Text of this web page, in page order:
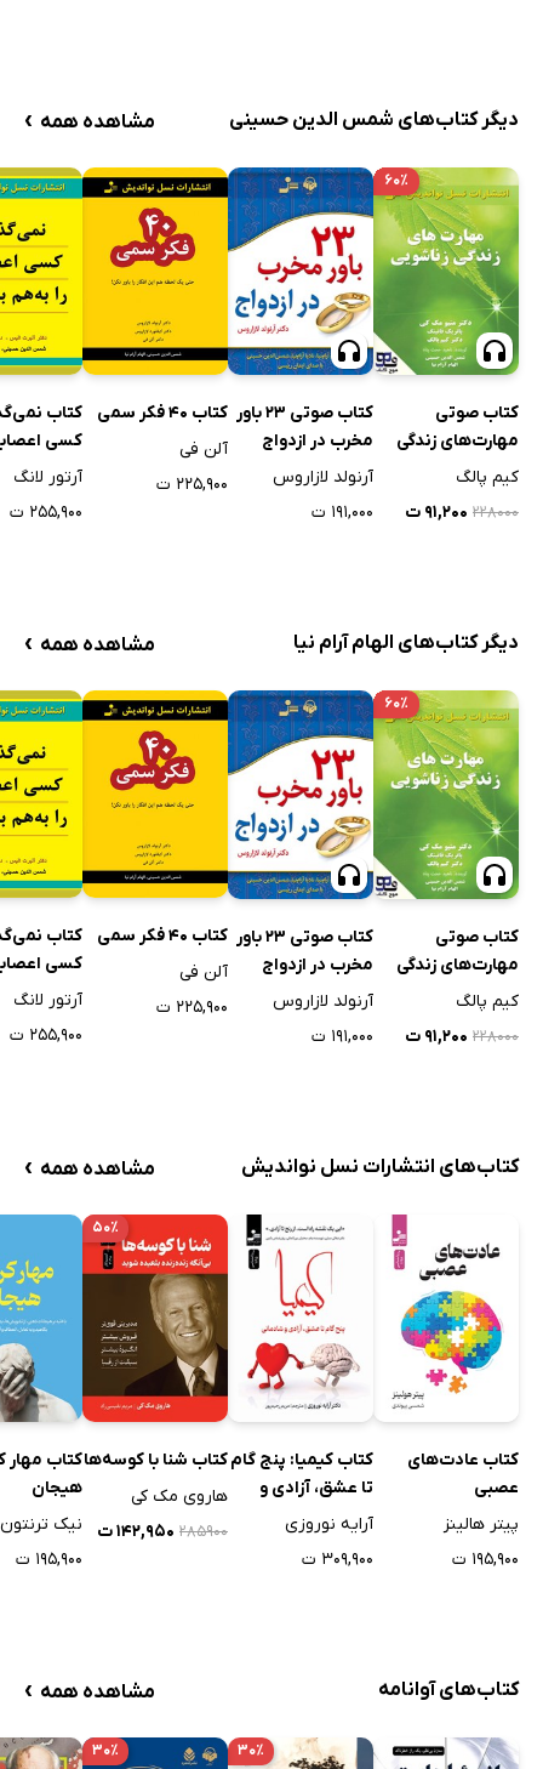
دیگر کتاب‌های شمس الدین حسینی مشاهده همه ›
۶۰٪
کتاب صوتی
مهارت‌های زندگی
زناشویی
کیم پالگ
۲۲۸۰۰۰ ۹۱,۲۰۰ ت
کتاب صوتی 23 باور
مخرب در ازدواج
آرنولد لازاروس
۱۹۱,۰۰۰ ت
کتاب 40 فکر سمی
آلن فی
۲۲۵,۹۰۰ ت
کتاب
کسی
هم بریزد
آرتور لانگ
۲۵۵,۹۰۰ ت
دیگر کتاب‌های الهام آرام نیا مشاهده همه ›
۶۰٪
کتاب صوتی
مهارت‌های زندگی
زناشویی
کیم پالگ
۲۲۸۰۰۰ ۹۱,۲۰۰ ت
کتاب صوتی 23 باور
مخرب در ازدواج
آرنولد لازاروس
۱۹۱,۰۰۰ ت
کتاب 40 فکر سمی
آلن فی
۲۲۵,۹۰۰ ت
کتاب
کسی
هم بریزد
آرتور لانگ
۲۵۵,۹۰۰ ت
کتاب‌های انتشارات نسل نواندیش مشاهده همه ›
کتاب عادت‌های
عصبی
پیتر هالینز
۱۹۵,۹۰۰ ت
کتاب کیمیا: پنج گام
تا عشق، آزادی و
شادمانی
آرایه نوروزی
۳۰۹,۹۰۰ ت
۵۰٪
کتاب شنا با کوسه‌ها
هاروی مک کی
۲۸۵۹۰۰ ۱۴۲,۹۵۰ ت
کتاب مهار
هیجان
نیک ترنتون
۱۹۵,۹۰۰ ت
کتاب‌های آوانامه مشاهده همه ›
۳۰٪ ۳۰٪